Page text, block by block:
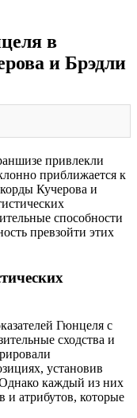
в
и Брэдли
привлекли
приближается к
Кучерова и
способности
превзойти этих
Гюнцеля с
сходства и
установив
Однако каждый из них
и атрибутов, которые